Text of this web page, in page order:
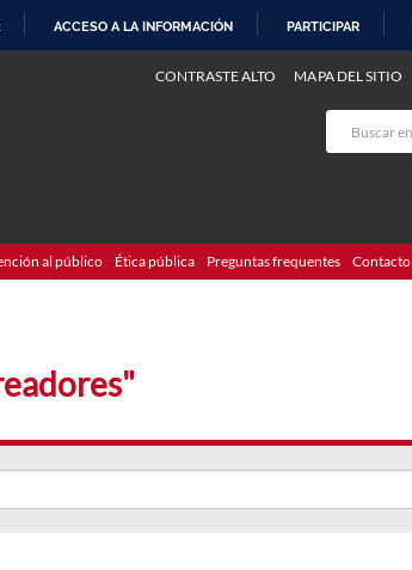
ACCESO A LA INFORMACIÓN PARTICIPAR
CONTRASTE ALTO MAPA DEL SITIO
al público Ética pública Preguntas frequentes Contacto